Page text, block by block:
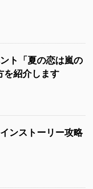
ト「夏の恋は嵐の
を紹介します
ンストーリー攻略